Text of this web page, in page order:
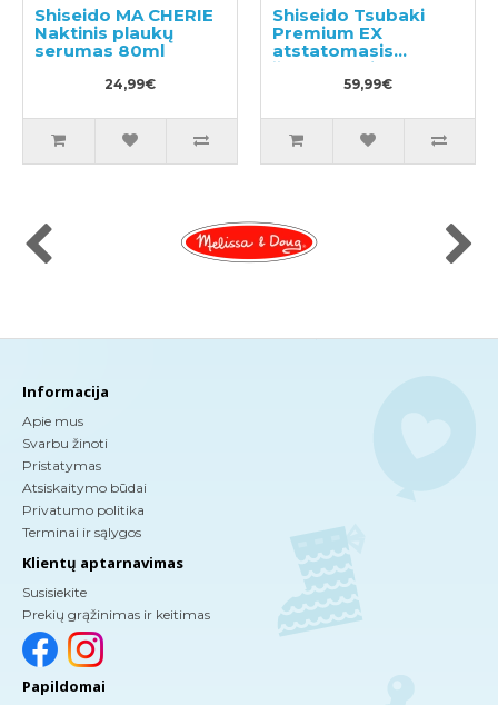
Shiseido MA CHERIE
Naktinis plaukų
serumas 80ml
24,99€
Shiseido Tsubaki
Premium EX
atstatomasis
šampūnas ir
kondicionierius-
plaukams 450ml
59,99€
Informacija
Apie mus
Svarbu žinoti
Pristatymas
Atsiskaitymo būdai
Privatumo politika
Terminai ir sąlygos
Klientų aptarnavimas
Susisiekite
Prekių grąžinimas ir keitimas
Papildomai